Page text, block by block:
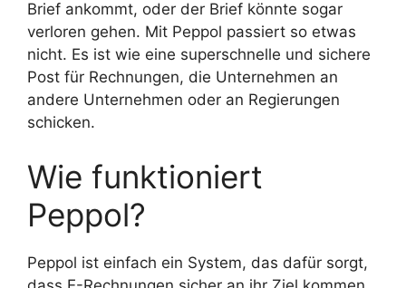
Brief ankommt, oder der Brief könnte sogar
verloren gehen. Mit Peppol passiert so etwas
nicht. Es ist wie eine superschnelle und sichere
Post für Rechnungen, die Unternehmen an
andere Unternehmen oder an Regierungen
schicken.
Wie funktioniert
Peppol?
Peppol ist einfach ein System, das dafür sorgt,